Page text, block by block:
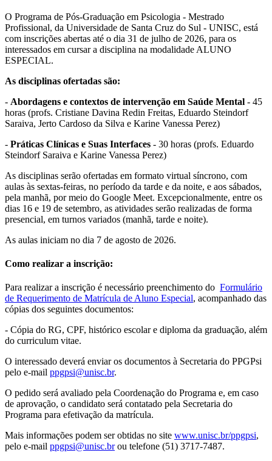
O Programa de Pós-Graduação em Psicologia - Mestrado
Profissional, da Universidade de Santa Cruz do Sul - UNISC, está
com inscrições abertas até o dia 31 de julho de 2026, para os
interessados em cursar a disciplina na modalidade ALUNO
ESPECIAL.
As disciplinas ofertadas são:
- Abordagens e contextos de intervenção em Saúde Mental - 45
horas (profs. Cristiane Davina Redin Freitas, Eduardo Steindorf
Saraiva, Jerto Cardoso da Silva e Karine Vanessa Perez)
- Práticas Clínicas e Suas Interfaces - 30 horas (profs. Eduardo
Steindorf Saraiva e Karine Vanessa Perez)
As disciplinas serão ofertadas em formato virtual síncrono, com
aulas às sextas-feiras, no período da tarde e da noite, e aos sábados,
pela manhã, por meio do Google Meet. Excepcionalmente, entre os
dias 16 e 19 de setembro, as atividades serão realizadas de forma
presencial, em turnos variados (manhã, tarde e noite).
As aulas iniciam no dia 7 de agosto de 2026.
Como realizar a inscrição:
Para realizar a inscrição é necessário preenchimento do Formulário
de Requerimento de Matrícula de Aluno Especial, acompanhado das
cópias dos seguintes documentos:
- Cópia do RG, CPF, histórico escolar e diploma da graduação, além
do curriculum vitae.
O interessado deverá enviar os documentos à Secretaria do PPGPsi
pelo e-mail ppgpsi@unisc.br.
O pedido será avaliado pela Coordenação do Programa e, em caso
de aprovação, o candidato será contatado pela Secretaria do
Programa para efetivação da matrícula.
Mais informações podem ser obtidas no site www.unisc.br/ppgpsi,
pelo e-mail ppgpsi@unisc.brou telefone (51) 3717-7487.